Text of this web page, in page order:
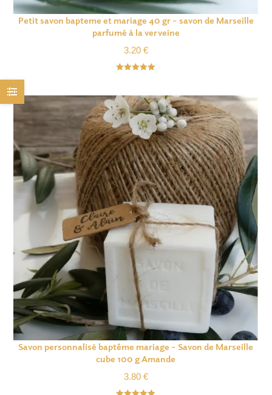
Petit savon bapteme et mariage 40 gr – savon de Marseille
parfumé à la verveine
3.20 €
Savon personnalisé baptême mariage – Savon de Marseille
cube 100 g Amande
3.80 €